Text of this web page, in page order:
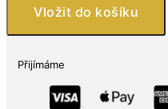
dolar
Commem
Vložit do košíku
Přijímáme